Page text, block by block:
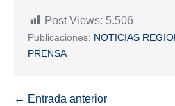
Post Views: 5.506
Publicaciones: NOTICIAS
PRENSA
← Entrada anterior